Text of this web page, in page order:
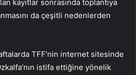
kayıtlar sonrasında toplantıya
da çeşitli nedenlerden
TFF’nin internet sitesinde
istifa ettiğine yönelik